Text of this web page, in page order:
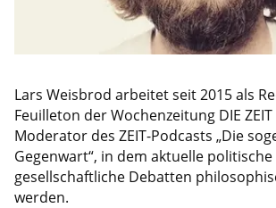
Lars Weisbrod arbeitet seit 2015 als
Feuilleton der Wochenzeitung DIE
Moderator des ZEIT-Podcasts „Die
Gegenwart“, in dem aktuelle
gesellschaftliche Debatten
werden.